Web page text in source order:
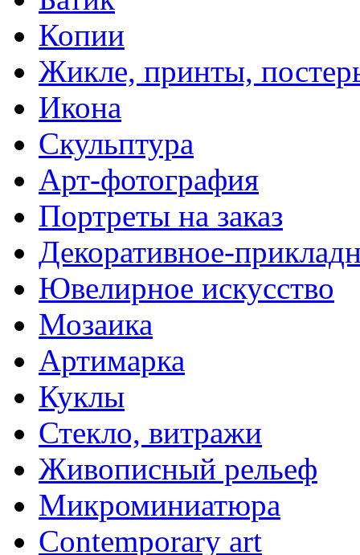
Копии
Жикле, принты,
Икона
Скульптура
Арт-фотография
Портреты на заказ
Декоративное-
Ювелирное искусство
Мозаика
Артимарка
Куклы
Стекло, витражи
Живописный рельеф
Микроминиатюра
Contemporary art